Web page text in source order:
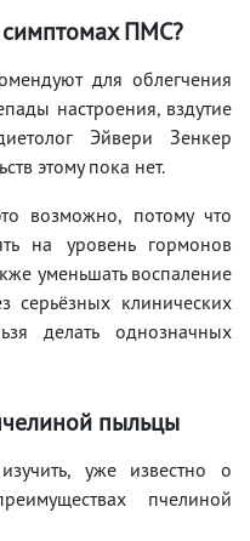
ПМС?
для облегчения
настроения, вздутие
Эйвери Зенкер
этому пока нет.
возможно, потому что
на уровень гормонов
уменьшать воспаление
серьёзных клинических
делать однозначных
пыльцы
уже известно о
пчелиной